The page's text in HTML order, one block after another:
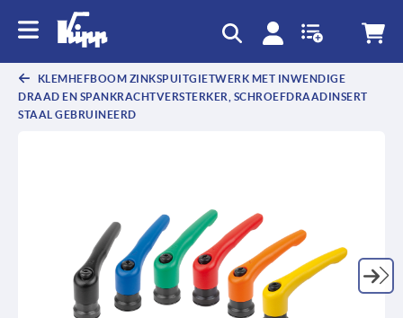
KLEMHEFBOOM ZINKSPUITGIETWERK MET INWENDIGE
DRAAD EN SPANKRACHTVERSTERKER, SCHROEFDRAADINSERT
STAAL GEBRUINEERD